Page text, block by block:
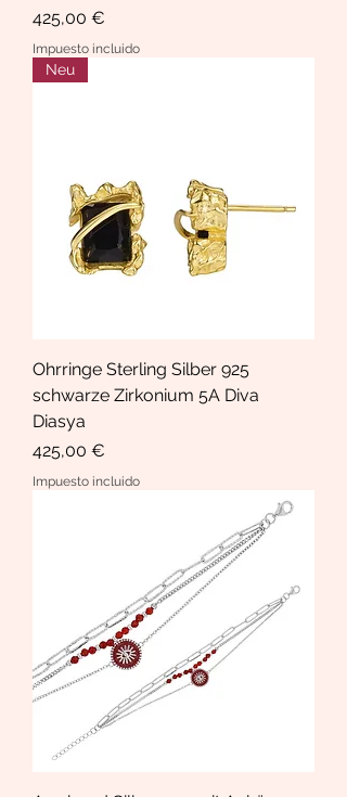
Precio
425,00 €
Impuesto incluido
Neu
Ohrringe Sterling Silber 925
schwarze Zirkonium 5A Diva
Diasya
Precio
425,00 €
Impuesto incluido